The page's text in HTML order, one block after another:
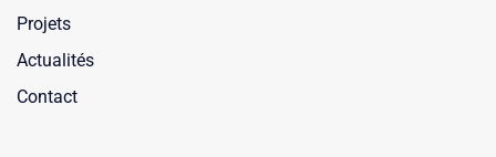
Projets
Actualités
Contact